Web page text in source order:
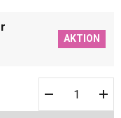
AKTION